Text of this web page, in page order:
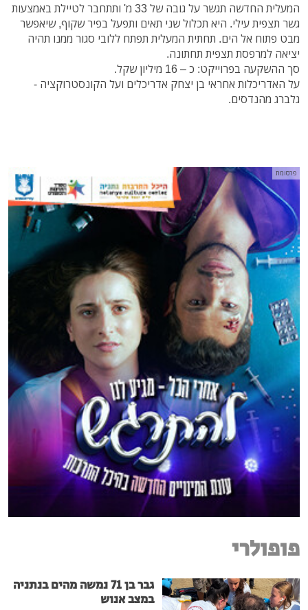
המעלית החדשה תגשר על גובה של 33 מ' ותתחבר לטיילת באמצעות
גשר תצפית עילי. היא תכלול שני תאים ותפעל בפיר שקוף, שיאפשר
מבט פתוח אל הים. תחתית המעלית תפתח ללובי סגור ממנו תהיה
יציאה למרפסת תצפית תחתונה.
סך ההשקעה בפרוייקט: כ – 16 מיליון שקל.
על האדריכלות אחראי בן יצחק אדריכלים ועל הקונסטרוקציה -
גלברג מהנדסים.
פרסומת
פופולרי
גבר בן 71 נמשה מהים בנתניה
במצב אנוש